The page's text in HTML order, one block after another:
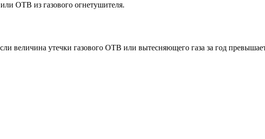
ОТВ из газового огнетушителя.
величина утечки газового ОТВ или вытесняющего газа за год